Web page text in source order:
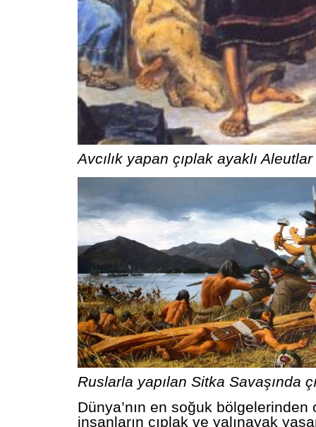
Avcılık yapan çıplak ayaklı Aleutlar
Ruslarla yapılan Sitka Savaşında
Dünya’nın en soğuk bölgelerinden
insanların çıplak ve yalınayak